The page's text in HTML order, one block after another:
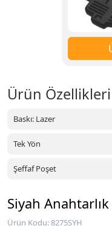
Ürün Özellikleri
Baskı: Lazer
Tek Yön
Şeffaf Poşet
Siyah
Ürün Kodu: 8275SYH